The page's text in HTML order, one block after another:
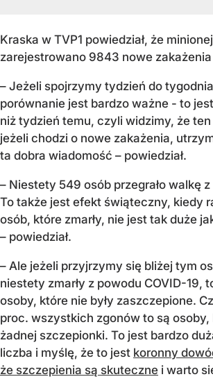
Kraska w TVP1 powiedział, że
zarejestrowano 9843 nowe zakażenia
– Jeżeli spojrzymy tydzień do
porównanie jest bardzo ważne - to
niż tydzień temu, czyli widzimy, że
jeżeli chodzi o nowe zakażenia,
ta dobra wiadomość – powiedział.
– Niestety 549 osób przegrało walkę z
To także jest efekt świąteczny, kiedy
osób, które zmarły, nie jest tak duże
– powiedział.
– Ale jeżeli przyjrzymy się bliżej tym
niestety zmarły z powodu COVID-19,
osoby, które nie były zaszczepione.
proc. wszystkich zgonów to są osoby,
żadnej szczepionki. To jest bardzo
liczba i myślę, że to jest koronny
że szczepienia są skuteczne i warto